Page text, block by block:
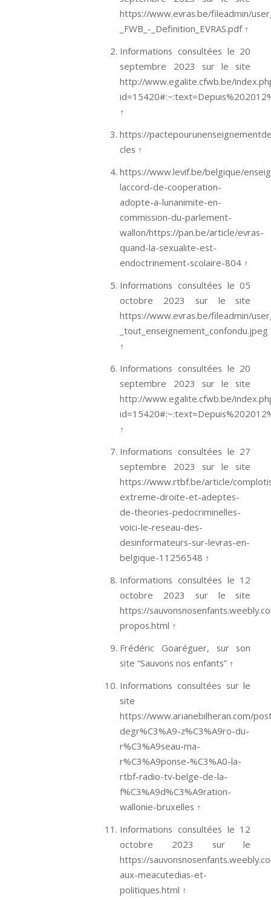
https://www.evras.be/fileadmin/
_FWB_-_Definition_EVRAS.pdf ↑
Informations consultées le 20
septembre 2023 sur le site
http://www.egalite.cfwb.be/
↑
https://
cles ↑
https://www.levif.be/belgique/
laccord-de-cooperation-
adopte-a-lunanimite-en-
commission-du-parlement-
wallon/https://pan.be/article/evras-
quand-la-sexualite-est-
endoctrinement-scolaire-804 ↑
Informations consultées le 05
octobre 2023 sur le site
https://www.evras.be/fileadmin/
_tout_enseignement_confondu.jpeg
↑
Informations consultées le 20
septembre 2023 sur le site
http://www.egalite.cfwb.be/
↑
Informations consultées le 27
septembre 2023 sur le site
https://www.rtbf.be/article/
extreme-droite-et-adeptes-
de-theories-pedocriminelles-
voici-le-reseau-des-
desinformateurs-sur-levras-en-
belgique-11256548 ↑
Informations consultées le 12
octobre 2023 sur le site
https://
propos.html ↑
Frédéric Goaréguer, sur son
site “Sauvons nos enfants” ↑
Informations consultées sur le
site
https://www.arianebilheran.com/
degr%C3%A9-z%C3%A9ro-du-
r%C3%A9seau-ma-
r%C3%A9ponse-%C3%A0-la-
rtbf-radio-tv-belge-de-la-
f%C3%A9d%C3%A9ration-
wallonie-bruxelles ↑
Informations consultées le 12
octobre 2023 sur le
https://
aux-meacutedias-et-
politiques.html ↑